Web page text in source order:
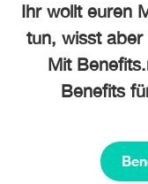
Ihr wollt euren
tun, wisst aber
Mit
Benefits